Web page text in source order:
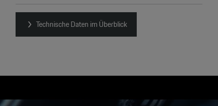
Technische Daten im Überblick